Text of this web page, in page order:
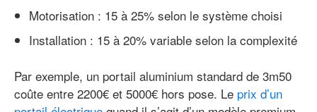
Motorisation : 15 à 25% selon le système choisi
Installation : 15 à 20% variable selon la complexité
Par exemple, un portail aluminium standard de 3m50
coûte entre 2200€ et 5000€ hors pose. Le prix d’un